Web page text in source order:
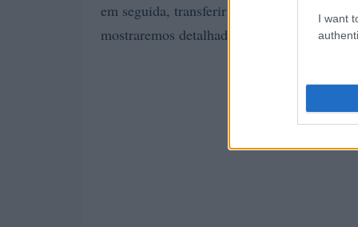
I want
em seguida, transferir para a troca que
mostraremos detalhadamente as etapas